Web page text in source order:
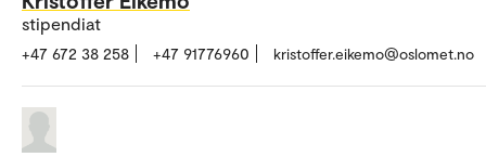
stipendiat
+47 672 38 258 +47 91776960 kristoffer.eikemo@oslomet.no